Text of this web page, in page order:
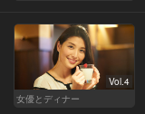
Vol.4
女優とディナー